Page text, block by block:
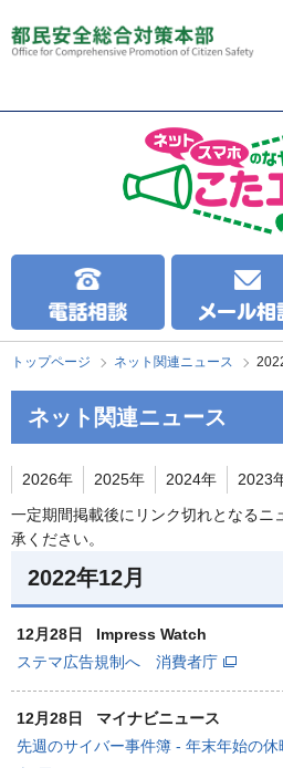
文
へ
キ
こ
か
本
トップページ ネット関連ニュース
ネット関連ニュース
2026年 2025年 2024年 2023
一定期間掲載後にリンク切れとなるニ
承ください。
2022年12月
12月28日
Impress Watch
ステマ広告規制へ 消費者庁
12月28日
マイナビニュース
先週のサイバー事件簿 - 年末年始の